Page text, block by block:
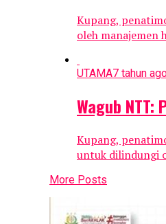
Kupang,
oleh manajemen
UTAMA7 tahun
Wagub NTT:
Kupang,
untuk dilindungi
More Posts